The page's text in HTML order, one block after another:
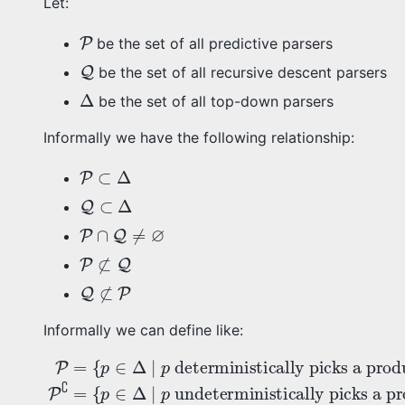
Pbe the set of all predictive parsers
Q be the set of all recursive descent parsers
Δ be the set of all top-down parsers
Informally we have the following relationship:
P⊂
Q
P∩Q≠
∅
P⊄ Q
Q ⊄ P
Informally we can define like:
P = {p ∈Δ∣pdeterministically
{p∈ Δ ∣p undeterministically picks
calls procedureA(), which recusively
p ∈Δ∣pmaintains a stack